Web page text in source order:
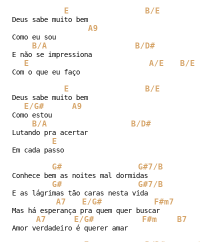
E B/E
Deus sabe muito bem
A9
Como eu sou
B/A B/D#
E não se impressiona
E A/E B/E
Com o que eu faço
E B/E
Deus sabe muito bem
E/G# A9
Como estou
B/A B/D#
Lutando pra acertar
E
Em cada passo
G# G#7/B
Conhece bem as noites mal dormidas
G# G#7/B
E as lágrimas tão caras nesta vida
A7 E/G# F#m7
Mas há esperança pra quem quer buscar
A7 E/G# F#m B7
Amor